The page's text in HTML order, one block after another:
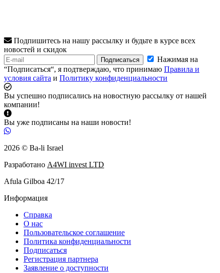
Подпишитесь на нашу рассылку и будьте в курсе всех
новостей и скидок
Подписаться
Нажимая на
“Подписаться“, я подтверждаю, что принимаю Правила и
условия сайта и Политику конфиденциальности
Вы успешно подписались на новостную рассылку от нашей
компании!
Вы уже подписаны на наши новости!
2026 © Ba-li Israel
Разработано A4WI invest LTD
Afula Gilboa 42/17
Информация
Справка
О нас
Пользовательское соглашение
Политика конфиденциальности
Подписаться
Регистрация партнера
Заявление о доступности